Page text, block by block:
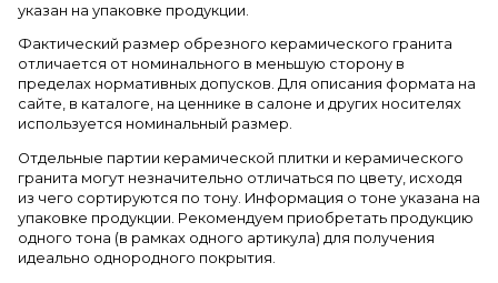
указан на упаковке продукции.
Фактический размер обрезного керамического гранита
отличается от номинального в меньшую сторону в
пределах нормативных допусков. Для описания формата на
сайте, в каталоге, на ценнике в салоне и других носителях
используется номинальный размер.
Отдельные партии керамической плитки и керамического
гранита могут незначительно отличаться по цвету, исходя
из чего сортируются по тону. Информация о тоне указана на
упаковке продукции. Рекомендуем приобретать продукцию
одного тона (в рамках одного артикула) для получения
идеально однородного покрытия.